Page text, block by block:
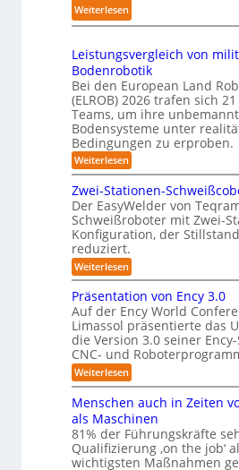
t
r
2
6
e
e
s
D
-
S
t
e
r
e
o
-
K
a
m
e
r
a
s
y
s
t
e
f
ü
r
R
Weiterlesen:
S
u
t
t
l
e
-
S
y
s
t
e
f
ü
r
R
e
i
n
r
ä
u
m
e
Leistungsvergleich von
Bodenrobotik
Bei den European Land
(ELROB) 2026 trafen sich
Teams, um ihre
Bodensysteme unter
Bedingungen zu erproben.
Weiterlesen:
L
e
i
s
t
u
g
s
v
e
r
g
l
e
i
c
h
v
o
n
m
i
l
Zwei-Stationen-
Der EasyWelder von
Schweißroboter mit Zwei-
Konfiguration, der
reduziert.
Weiterlesen:
Z
w
e
i
-
S
t
a
t
i
o
n
e
n
-
S
Präsentation von Ency 3.0
Auf der Ency World
Limassol präsentierte das
die Version 3.0 seiner
CNC- und
Weiterlesen:
P
ä
s
e
n
t
Menschen auch in Zeiten
als Maschinen
81% der Führungskräfte
Qualifizierung ‚on the job‘
wichtigsten Maßnahmen